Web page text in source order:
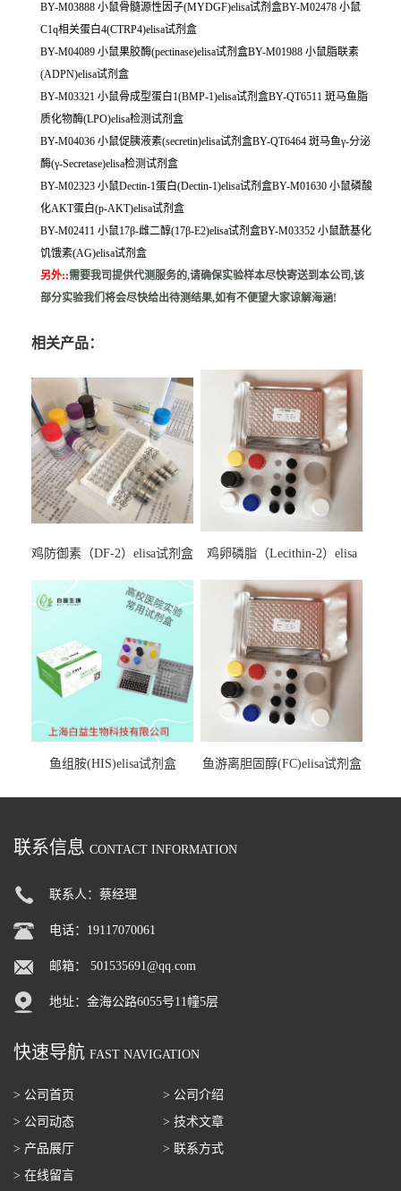
BY-M03888 小鼠骨髓源性因子(MYDGF)elisa试剂盒BY-M02478 小鼠
C1q相关蛋白4(CTRP4)elisa试剂盒
BY-M04089 小鼠果胶酶(pectinase)elisa试剂盒BY-M01988 小鼠脂联素
(ADPN)elisa试剂盒
BY-M03321 小鼠骨成型蛋白1(BMP-1)elisa试剂盒BY-QT6511 斑马鱼脂
质化物酶(LPO)elisa检测试剂盒
BY-M04036 小鼠促胰液素(secretin)elisa试剂盒BY-QT6464 斑马鱼γ-分泌
酶(γ-Secretase)elisa检测试剂盒
BY-M02323 小鼠Dectin-1蛋白(Dectin-1)elisa试剂盒BY-M01630 小鼠磷酸
化AKT蛋白(p-AKT)elisa试剂盒
BY-M02411 小鼠17β-雌二醇(17β-E2)elisa试剂盒BY-M03352 小鼠酰基化
饥饿素(AG)elisa试剂盒
另外::需要我司提供代测服务的,请确保实验样本尽快寄送到本公司,该
部分实验我们将会尽快给出待测结果,如有不便望大家谅解海涵!
相关产品：
鸡防御素（DF-2）elisa试剂盒
鸡卵磷脂（Lecithin-2）elisa
鱼组胺(HIS)elisa试剂盒 鱼游离胆固醇(FC)elisa试剂盒
联系信息 CONTACT INFORMATION
联系人：蔡经理
电话：19117070061
邮箱： 501535691@qq.com
地址：金海公路6055号11幢5层
快速导航 FAST NAVIGATION
> 公司首页
> 公司介绍
> 公司动态
> 技术文章
> 产品展厅
> 联系方式
> 在线留言